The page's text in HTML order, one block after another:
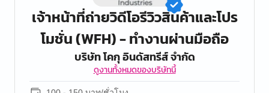
เจ้าหน้าที่ถ่ายวิดีโอรีวิวสินค้าและโปร
โมชั่น (WFH) - ทำงานผ่านมือถือ
บริษัท โคกุ อินดัสทรีส์ จำกัด
ดูงานทั้งหมดของบริษัทนี้